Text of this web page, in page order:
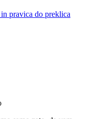
pravica do preklica